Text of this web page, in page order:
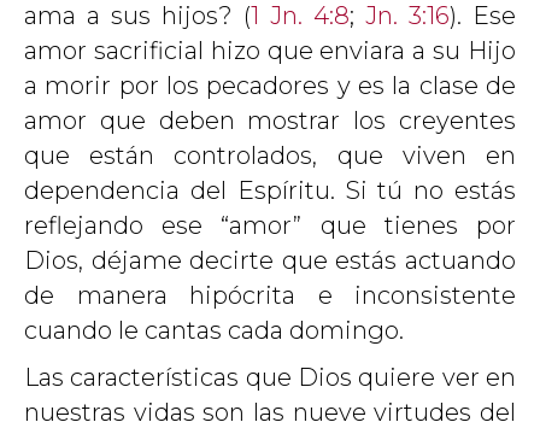
ama a sus hijos? (1 Jn. 4:8; Jn. 3:16). Ese
amor sacrificial hizo que enviara a su Hijo
a morir por los pecadores y es la clase de
amor que deben mostrar los creyentes
que están controlados, que viven en
dependencia del Espíritu. Si tú no estás
reflejando ese “amor” que tienes por
Dios, déjame decirte que estás actuando
de manera hipócrita e inconsistente
cuando le cantas cada domingo.
Las características que Dios quiere ver en
nuestras vidas son las nueve virtudes del